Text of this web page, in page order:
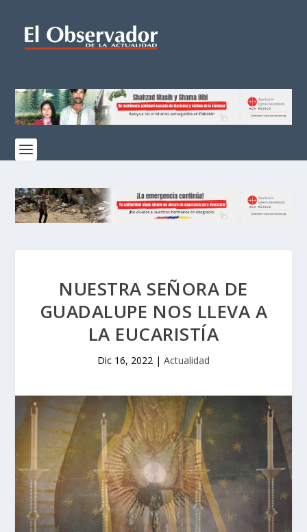
NUESTRA SEÑORA DE
GUADALUPE NOS LLEVA A
LA EUCARISTÍA
Dic 16, 2022 | Actualidad